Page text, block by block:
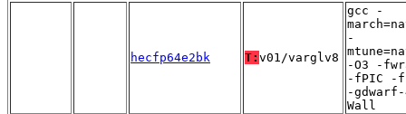
hecfp64e2bk T: v01/varglv8
gcc -
-
-O3 -
-fPIC -
-
Wall